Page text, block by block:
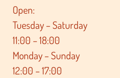
Open:
Tuesday – Saturday
11:00 – 18:00
Monday – Sunday
12:00 – 17:00